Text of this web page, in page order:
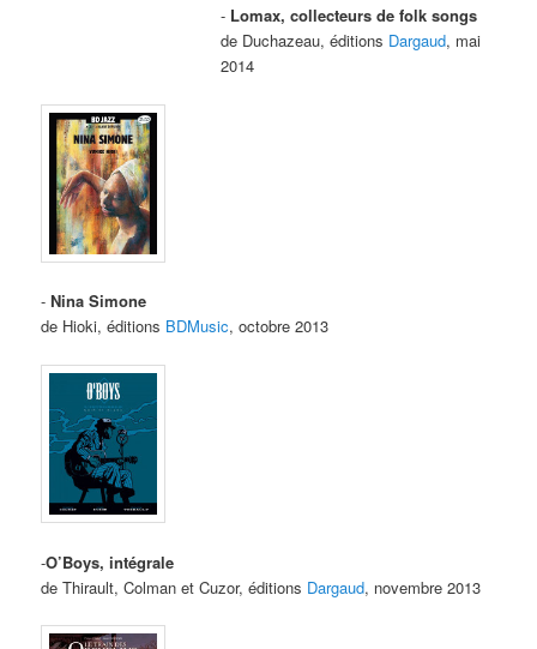
- Lomax, collecteurs de folk songs
de Duchazeau, éditions Dargaud, mai
2014
-Nina Simone
de Hioki, éditions BDMusic, octobre 2013
-O’Boys, intégrale
de Thirault, Colman et Cuzor, éditions Dargaud, novembre 2013